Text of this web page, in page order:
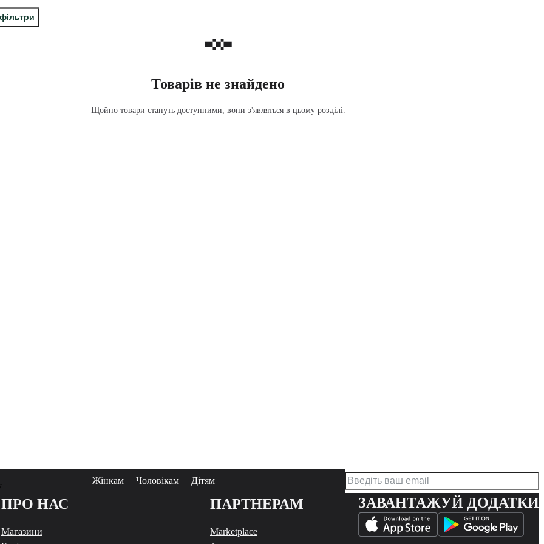
Товарів не знайдено
Щойно товари стануть доступними, вони з'являться в цьому розділі.
Жінкам Чоловікам Дітям
ПРО НАС
Магазини
ПАРТНЕРАМ
Marketplace
ЗАВАНТАЖУЙ ДОДАТКИ